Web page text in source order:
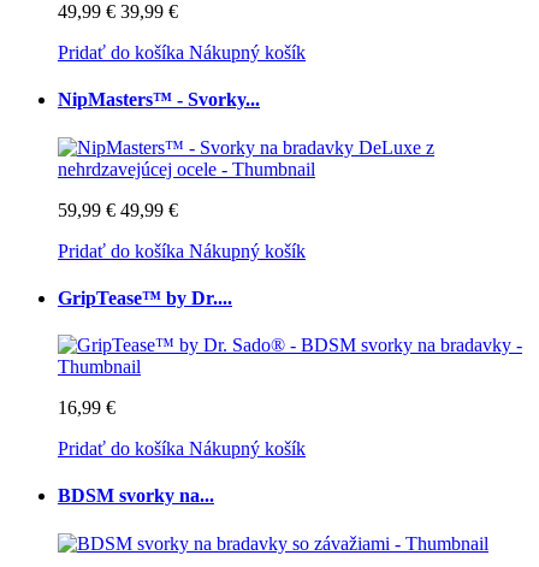
49,99 € 39,99 €
Pridať do košíka Nákupný košík
NipMasters™ - Svorky...
59,99 € 49,99 €
Pridať do košíka Nákupný košík
GripTease™ by Dr....
16,99 €
Pridať do košíka Nákupný košík
BDSM svorky na...